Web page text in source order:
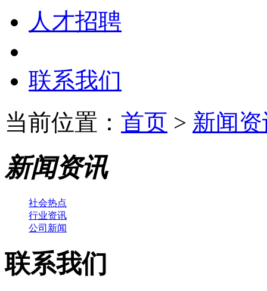
人才招聘
联系我们
当前位置： 首页 > 新闻
新闻资讯
社会热点
行业资讯
公司新闻
联系我们